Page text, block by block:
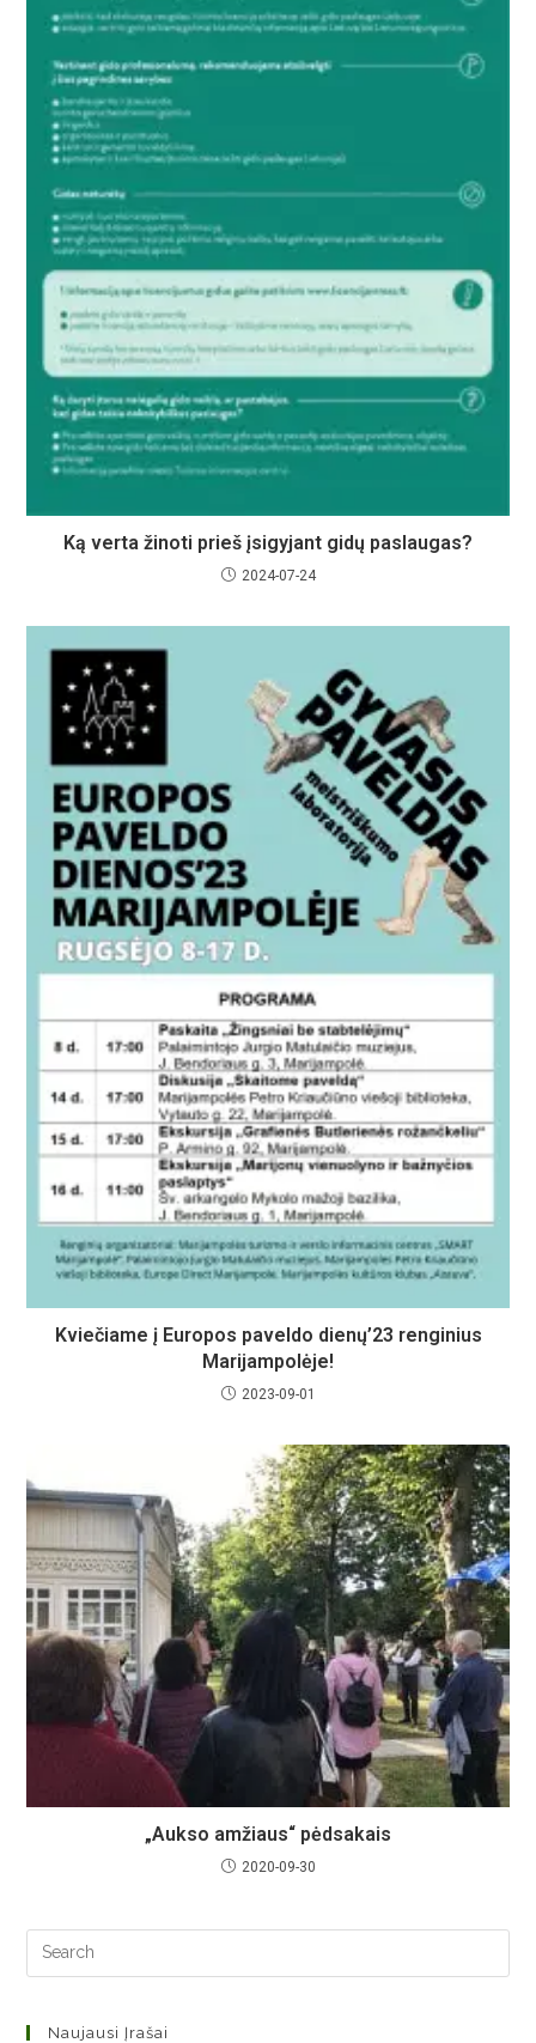
Ką verta žinoti prieš įsigyjant gidų paslaugas?
2024-07-24
Kviečiame į Europos paveldo dienų’23 renginius
Marijampolėje!
2023-09-01
„Aukso amžiaus“ pėdsakais
2020-09-30
Naujausi Įrašai